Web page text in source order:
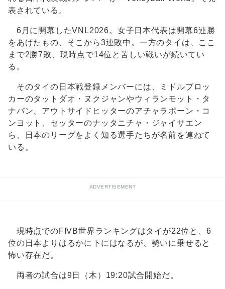
表されている。
6月に開幕したVNL2026。女子日本代表は開幕6連勝
をあげたもの、そこから3連敗中。一方のタイは、ここ
まで2勝7敗、現時点で14位と苦しい戦いが続いてい
る。
そのタイの日本戦登録メンバーには、ミドルブロッ
カーのタットダオ・ヌクジャンやウィランモット・タ
ナパン、アウトサイドヒッターのアチャラポーン・コ
ンヨット、セッターのナッタニチャ・ジャイサエン
ら、日本のリーグをよく知る選手たちが名前を連ねて
いる。
ADVERTISEMENT
現時点でのFIVB世界ランキングはタイが22位と、6
位の日本よりはるかに下にはなるが、勢いに乗せると
怖い存在だ。
両者の試合は9日（木）19:20試合開始だ。